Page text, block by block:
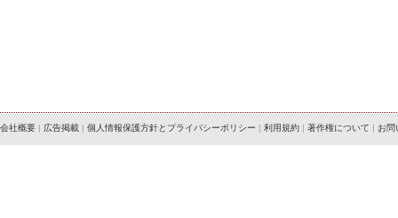
会社概要 | 広告掲載 | 個人情報保護方針とプライバシーポリシー | 利用規約 | 著作権について | お問